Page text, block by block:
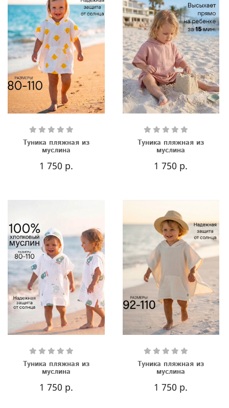
Туника пляжная из
муслина
1 750 р.
Туника пляжная из
муслина
1 750 р.
Туника пляжная из
муслина
1 750 р.
Туника пляжная из
муслина
1 750 р.